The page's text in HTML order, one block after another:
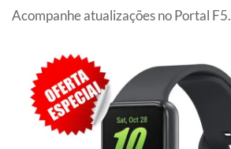
Acompanhe atualizações no Portal F5.